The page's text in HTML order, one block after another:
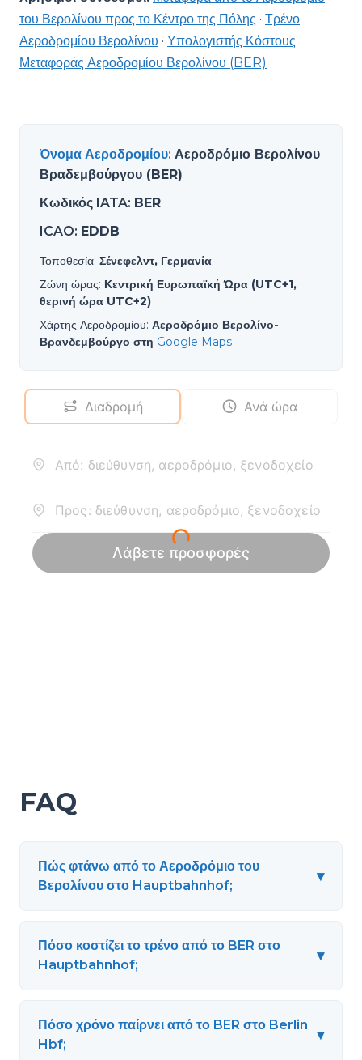
του Βερολίνου προς το Κέντρο της Πόλης · Τρένο
Αεροδρομίου Βερολίνου · Υπολογιστής Κόστους
Μεταφοράς Αεροδρομίου Βερολίνου (BER)
Όνομα Αεροδρομίου: Αεροδρόμιο Βερολίνου
Βραδεμβούργου (BER)
Κωδικός IATA: BER
ICAO: EDDB
Τοποθεσία: Σένεφελντ, Γερμανία
Ζώνη ώρας: Κεντρική Ευρωπαϊκή Ώρα (UTC+1,
θερινή ώρα UTC+2)
Χάρτης Αεροδρομίου: Αεροδρόμιο Βερολίνο-
Βρανδεμβούργο στη Google Maps
FAQ
Πώς φτάνω από το Αεροδρόμιο του
Βερολίνου στο Hauptbahnhof;
▾
Πόσο κοστίζει το τρένο από το BER στο
Hauptbahnhof;
▾
Πόσο χρόνο παίρνει από το BER στο Berlin
Hbf;
▾